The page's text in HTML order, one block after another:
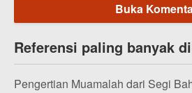
Buka
Referensi paling banyak
Pengertian Muamalah dari Segi